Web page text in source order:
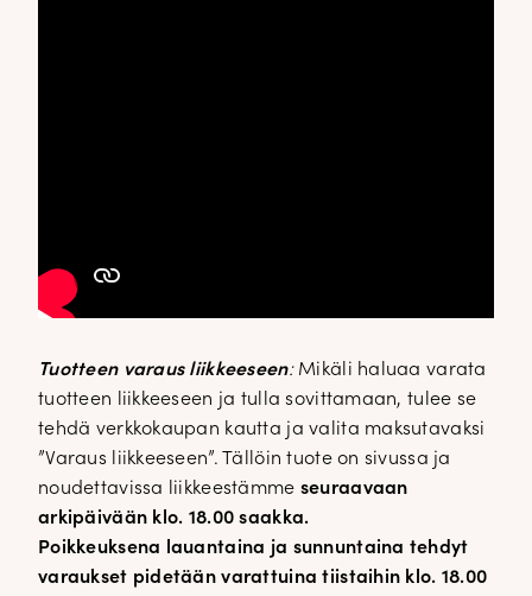
Tuotteen varaus liikkeeseen:Mikäli haluaa varata
tuotteen liikkeeseen ja tulla sovittamaan, tulee se
tehdä verkkokaupan kautta ja valita maksutavaksi
”Varaus liikkeeseen”. Tällöin tuote on sivussa ja
noudettavissa liikkeestämme seuraavaan
arkipäivään klo. 18.00 saakka.
Poikkeuksena lauantaina ja sunnuntaina tehdyt
varaukset pidetään varattuina tiistaihin klo. 18.00
DOPP tyylikirje!